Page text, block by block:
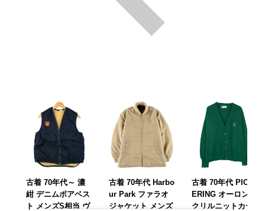
古着 70年代～ 濃
紺 デニムボアベス
ト メンズS相当 ヴ
古着 70年代 Harbo
ur Park ファラオ
ジャケット メンズ
古着 70年代 PICK
ERING オーロンア
クリルニットカー